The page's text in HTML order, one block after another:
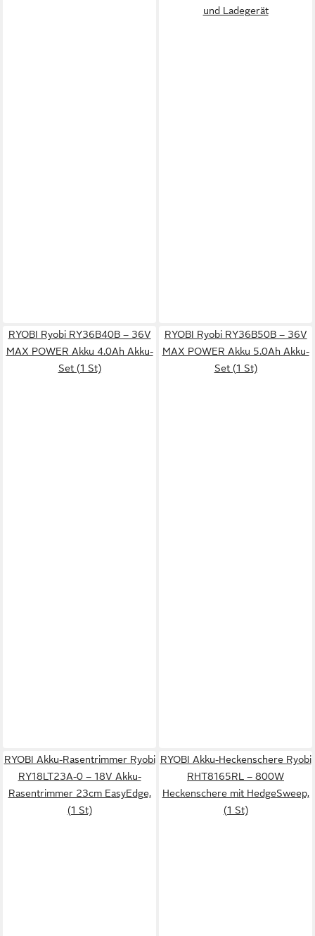
und Ladegerät
RYOBI Ryobi RY36B40B – 36V
MAX POWER Akku 4.0Ah Akku-
Set (1 St)
RYOBI Ryobi RY36B50B – 36V
MAX POWER Akku 5.0Ah Akku-
Set (1 St)
RYOBI Akku-Rasentrimmer Ryobi
RY18LT23A-0 – 18V Akku-
Rasentrimmer 23cm EasyEdge,
(1 St)
RYOBI Akku-Heckenschere Ryobi
RHT8165RL – 800W
Heckenschere mit HedgeSweep,
(1 St)